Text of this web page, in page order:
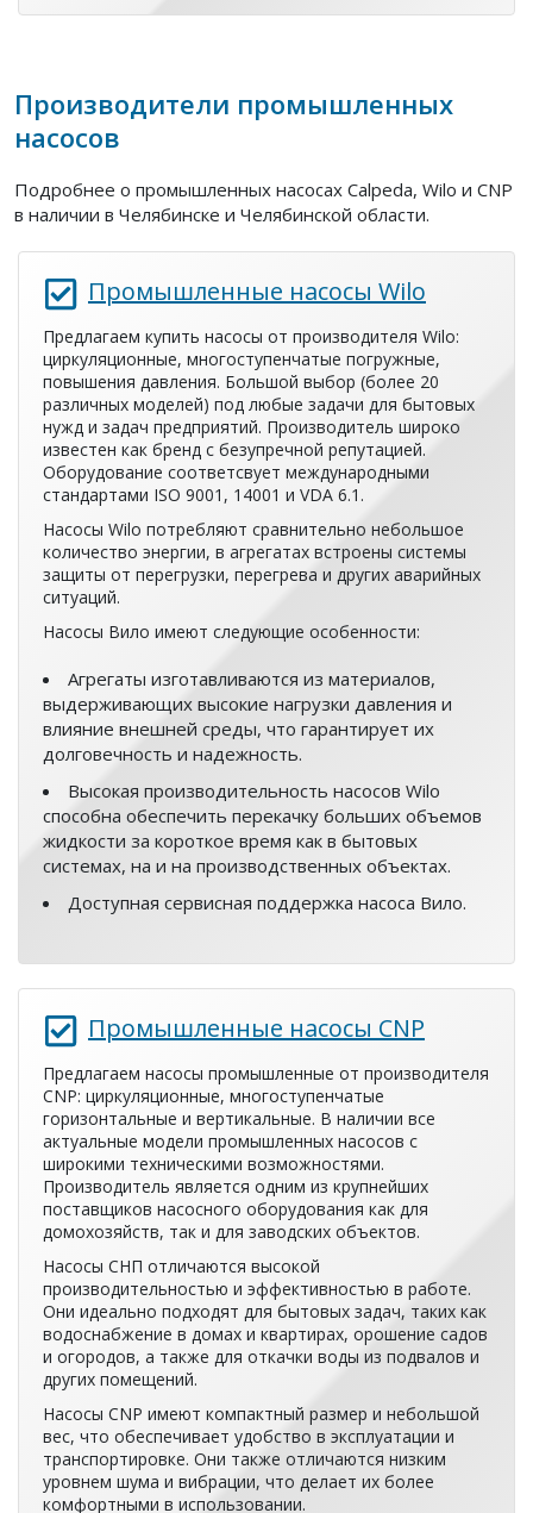
Производители промышленных
насосов
Подробнее о промышленных насосах Calpeda, Wilo и CNP
в наличии в Челябинске и Челябинской области.
Промышленные насосы Wilo
Предлагаем купить насосы от производителя Wilo:
циркуляционные, многоступенчатые погружные,
повышения давления. Большой выбор (более 20
различных моделей) под любые задачи для бытовых
нужд и задач предприятий. Производитель широко
известен как бренд с безупречной репутацией.
Оборудование соответсвует международными
стандартами ISO 9001, 14001 и VDA 6.1.
Насосы Wilo потребляют сравнительно небольшое
количество энергии, в агрегатах встроены системы
защиты от перегрузки, перегрева и других аварийных
ситуаций.
Насосы Вило имеют следующие особенности:
Агрегаты изготавливаются из материалов,
выдерживающих высокие нагрузки давления и
влияние внешней среды, что гарантирует их
долговечность и надежность.
Высокая производительность насосов Wilo
способна обеспечить перекачку больших объемов
жидкости за короткое время как в бытовых
системах, на и на производственных объектах.
Доступная сервисная поддержка насоса Вило.
Промышленные насосы CNP
Предлагаем насосы промышленные от производителя
CNP: циркуляционные, многоступенчатые
горизонтальные и вертикальные. В наличии все
актуальные модели промышленных насосов с
широкими техническими возможностями.
Производитель является одним из крупнейших
поставщиков насосного оборудования как для
домохозяйств, так и для заводских объектов.
Насосы СНП отличаются высокой
производительностью и эффективностью в работе.
Они идеально подходят для бытовых задач, таких как
водоснабжение в домах и квартирах, орошение садов
и огородов, а также для откачки воды из подвалов и
других помещений.
Насосы CNP имеют компактный размер и небольшой
вес, что обеспечивает удобство в эксплуатации и
транспортировке. Они также отличаются низким
уровнем шума и вибрации, что делает их более
комфортными в использовании.